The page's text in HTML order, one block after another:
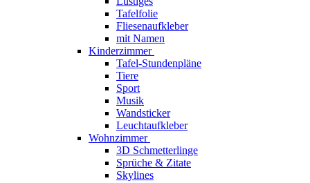
Tafelfolie
Fliesenaufkleber
mit Namen
Kinderzimmer
Tafel-Stundenpläne
Tiere
Sport
Musik
Wandsticker
Leuchtaufkleber
Wohnzimmer
3D Schmetterlinge
Sprüche & Zitate
Skylines